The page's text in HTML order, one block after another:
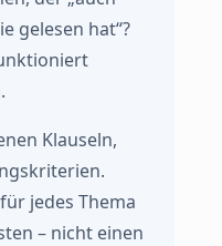
gelesen hat“?
Klauseln,
jedes Thema
– nicht einen